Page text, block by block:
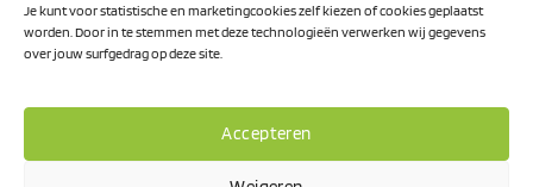
Je kunt voor statistische en marketingcookies zelf kiezen of cookies geplaatst
worden. Door in te stemmen met deze technologieën verwerken wij gegevens
over jouw surfgedrag op deze site.
Accepteren
Niemeyer Campus